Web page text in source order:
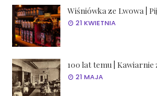
Wiśniówka ze Lwowa |
21 KWIETNIA
100 lat temu |
21 MAJA